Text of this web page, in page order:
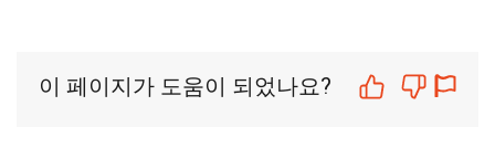
이 페이지가 도움이 되었나요?